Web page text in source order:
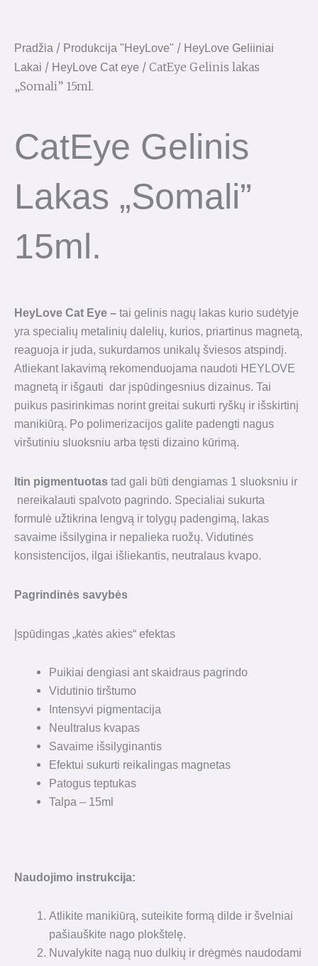
Pradžia / Produkcija "HeyLove" / HeyLove Geliiniai
Lakai / HeyLove Cat eye / CatEye Gelinis lakas
„Somali” 15ml.
CatEye Gelinis
Lakas „Somali”
15ml.
HeyLove Cat Eye – tai gelinis nagų lakas kurio sudėtyje
yra specialių metalinių dalelių, kurios, priartinus magnetą,
reaguoja ir juda, sukurdamos unikalų šviesos atspindį.
Atliekant lakavimą rekomenduojama naudoti HEYLOVE
magnetą ir išgauti dar įspūdingesnius dizainus. Tai
puikus pasirinkimas norint greitai sukurti ryškų ir išskirtinį
manikiūrą. Po polimerizacijos galite padengti nagus
viršutiniu sluoksniu arba tęsti dizaino kūrimą.
Itin pigmentuotas tad gali būti dengiamas 1 sluoksniu ir
nereikalauti spalvoto pagrindo. Specialiai sukurta
formulė užtikrina lengvą ir tolygų padengimą, lakas
savaime išsilygina ir nepalieka ruožų. Vidutinės
konsistencijos, ilgai išliekantis, neutralaus kvapo.
Pagrindinės savybės
Įspūdingas „katės akies“ efektas
Puikiai dengiasi ant skaidraus pagrindo
Vidutinio tirštumo
Intensyvi pigmentacija
Neultralus kvapas
Savaime išsilyginantis
Efektui sukurti reikalingas magnetas
Patogus teptukas
Talpa – 15ml
Naudojimo instrukcija:
Atlikite manikiūrą, suteikite formą dilde ir švelniai
pašiauškite nago plokštelę.
Nuvalykite nagą nuo dulkių ir drėgmės naudodami